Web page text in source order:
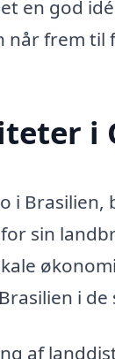
en god
frem til
i
i
sin
i de
af